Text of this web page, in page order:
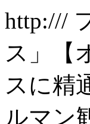
http:///
ス」【
スに精
ルマン